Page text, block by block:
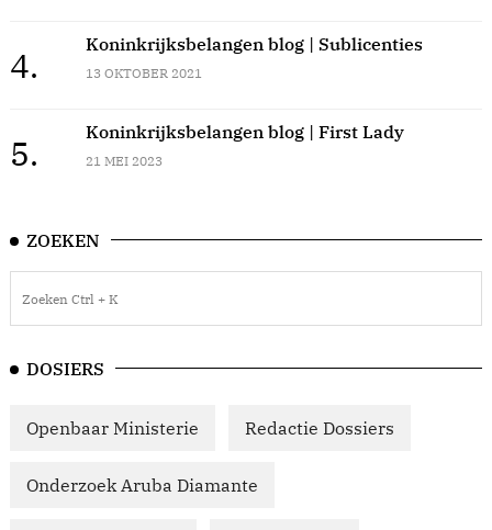
4.
Koninkrijksbelangen blog | Sublicenties
13 OKTOBER 2021
5.
Koninkrijksbelangen blog | First Lady
21 MEI 2023
ZOEKEN
DOSIERS
Openbaar Ministerie Redactie Dossiers
Onderzoek Aruba Diamante